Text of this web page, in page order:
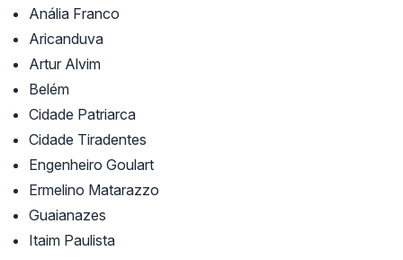
Anália Franco
Aricanduva
Artur Alvim
Belém
Cidade Patriarca
Cidade Tiradentes
Engenheiro Goulart
Ermelino Matarazzo
Guaianazes
Itaim Paulista